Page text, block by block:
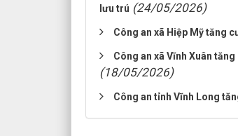
lưu trú (24/05/2026)
Công an xã Hiệp Mỹ tăng
Công an xã Vĩnh Xuân
(18/05/2026)
Công an tỉnh Vĩnh Long